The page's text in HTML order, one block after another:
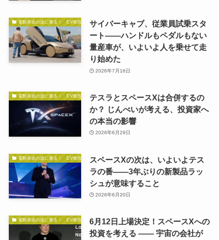
電動革命の波に乗る！ EV株投資の秘訣サイバーキャブ、従業員試乗スタ
ート——ハンドルもペダルもない
量産車が、いよいよ人を乗せて走
り始めた
2026年7月16日
電動革命の波に乗る！ EV株投資の秘訣テスラとスペースXは合併するの
か？ じんべいが考える、投資家へ
の本当の影響
2026年6月29日
電動革命の波に乗る！ EV株投資の秘訣スペースXの次は、いよいよテス
ラの番——3年ぶりの新製品ラッ
シュが意味すること
2026年6月20日
電動革命の波に乗る！ EV株投資の秘訣6月12日上場決定！スペースXへの
投資を考える —— 宇宙の会社が